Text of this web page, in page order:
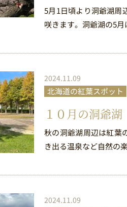
5月1日頃より洞爺湖周
咲きます。洞爺湖の5
2024.11.09
北海道の紅葉スポット
１０月の洞爺湖
秋の洞爺湖周辺は紅葉
き出る温泉など自然の
2024.11.09